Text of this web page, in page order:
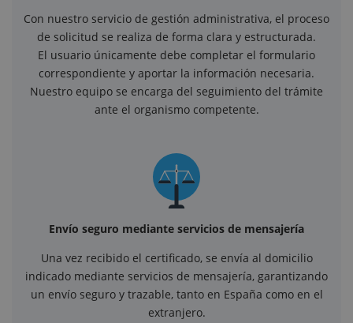
Con nuestro servicio de gestión administrativa, el proceso
de solicitud se realiza de forma clara y estructurada.
El usuario únicamente debe completar el formulario
correspondiente y aportar la información necesaria.
Nuestro equipo se encarga del seguimiento del trámite
ante el organismo competente.
Envío seguro mediante servicios de mensajería
Una vez recibido el certificado, se envía al domicilio
indicado mediante servicios de mensajería, garantizando
un envío seguro y trazable, tanto en España como en el
extranjero.